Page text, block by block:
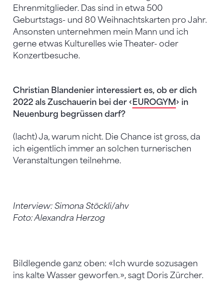
Ehrenmitglieder. Das sind in etwa 500
Geburtstags- und 80 Weihnachtskarten pro Jahr.
Ansonsten unternehmen mein Mann und ich
gerne etwas Kulturelles wie Theater- oder
Konzertbesuche.
Christian Blandenier interessiert es, ob er dich
2022 als Zuschauerin bei der ‹ EUROGYM› in
Neuenburg begrüssen darf?
(lacht) Ja, warum nicht. Die Chance ist gross, da
ich eigentlich immer an solchen turnerischen
Veranstaltungen teilnehme.
Interview: Simona Stöckli/ahv
Foto: Alexandra Herzog
Bildlegende ganz oben: «Ich wurde sozusagen
ins kalte Wasser geworfen.», sagt Doris Zürcher.